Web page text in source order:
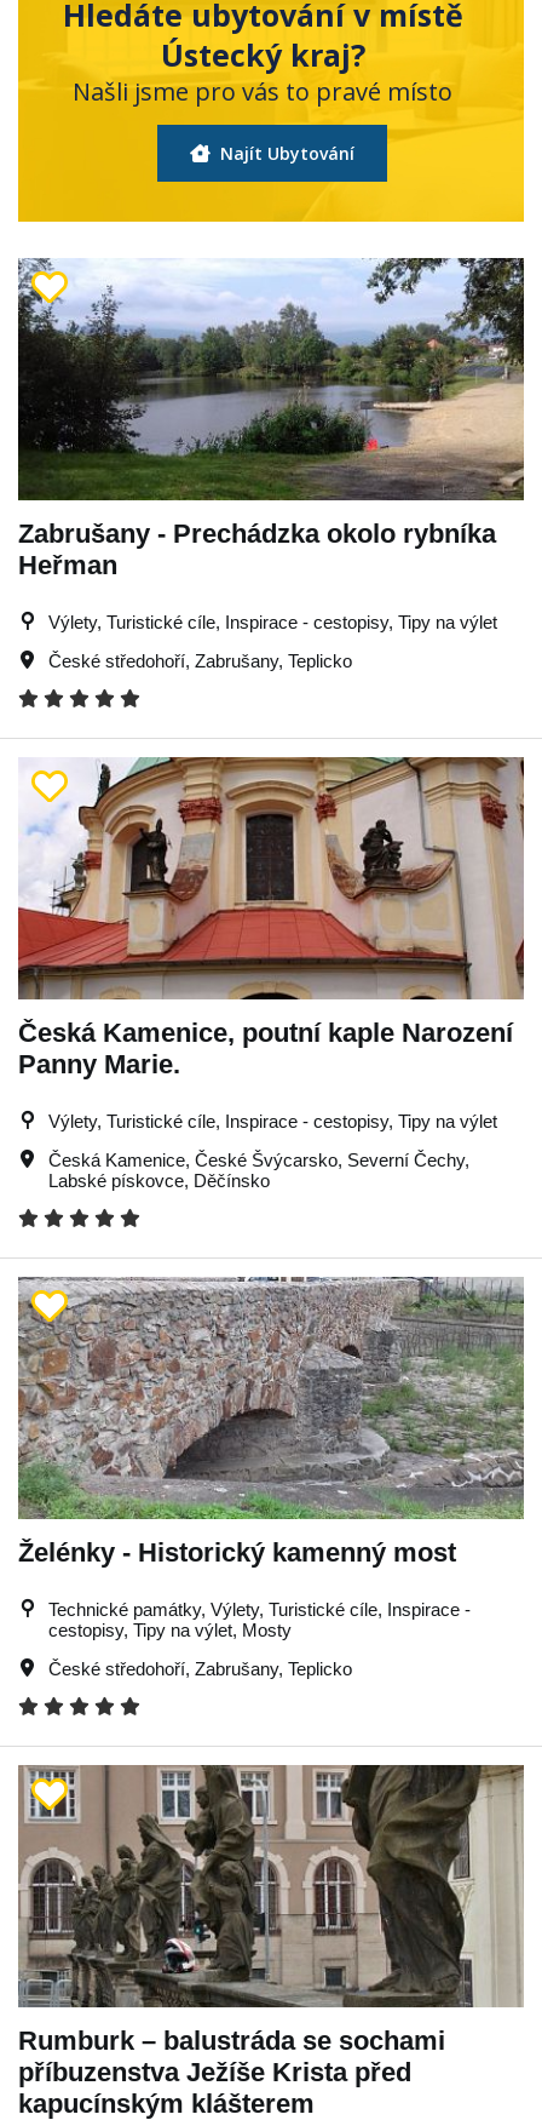
Hledáte ubytování v místě
Ústecký kraj?
Našli jsme pro vás to pravé místo
Najít Ubytování
Zabrušany - Prechádzka okolo rybníka
Heřman
Výlety, Turistické cíle, Inspirace - cestopisy, Tipy na výlet
České středohoří, Zabrušany, Teplicko
Česká Kamenice, poutní kaple Narození
Panny Marie.
Výlety, Turistické cíle, Inspirace - cestopisy, Tipy na výlet
Česká Kamenice, České Švýcarsko, Severní Čechy,
Labské pískovce, Děčínsko
Želénky - Historický kamenný most
Technické památky, Výlety, Turistické cíle, Inspirace -
cestopisy, Tipy na výlet, Mosty
České středohoří, Zabrušany, Teplicko
Rumburk – balustráda se sochami
příbuzenstva Ježíše Krista před
kapucínským klášterem